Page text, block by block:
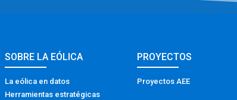
SOBRE LA EÓLICA
La eólica en datos
Herramientas estratégicas
PROYECTOS
Proyectos AEE